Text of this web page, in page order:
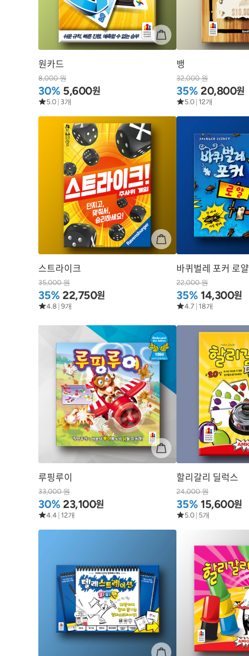
원카드
8,000 원
30% 5,600원
5.0 3개
뱅
32,000 원
35% 20,800원
5.0 12개
스트라이크
35,000 원
35% 22,750원
4.8 9개
바퀴벌레 포커 로얄
22,000 원
35% 14,300원
4.7 18개
루핑루이
33,000 원
30% 23,100원
4.4 12개
할리갈리 딜럭스
24,000 원
35% 15,600원
5.0 5개